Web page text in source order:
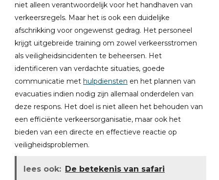
niet alleen verantwoordelijk voor het handhaven van
verkeersregels. Maar het is ook een duidelijke
afschrikking voor ongewenst gedrag. Het personeel
krijgt uitgebreide training om zowel verkeersstromen
als veiligheidsincidenten te beheersen. Het
identificeren van verdachte situaties, goede
communicatie met hulpdiensten en het plannen van
evacuaties indien nodig zijn allemaal onderdelen van
deze respons. Het doel is niet alleen het behouden van
een efficiënte verkeersorganisatie, maar ook het
bieden van een directe en effectieve reactie op
veiligheidsproblemen.
lees ook: De betekenis van safari